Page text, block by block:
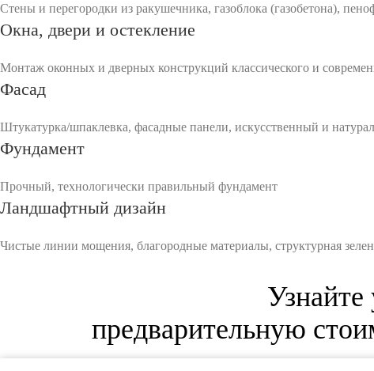
Стены и перегородки из ракушечника, газоблока (газобетона),
Окна, двери и остекление
Монтаж оконных и дверных конструкций классического и
Фасад
Штукатурка/шпаклевка, фасадные панели, искусственный и
Фундамент
Прочный, технологически правильный фундамент
Ландшафтный дизайн
Чистые линии мощения, благородные материалы, структурная
Узнайте
предварительную